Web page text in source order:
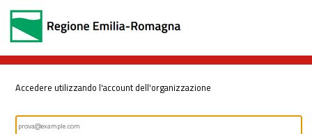
Accedere utilizzando l'account dell'organizzazione